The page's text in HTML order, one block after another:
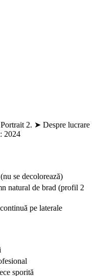
2. ➤ Despre lucrare
2024
se decolorează)
natural de brad (profil 2
pe laterale
sporită